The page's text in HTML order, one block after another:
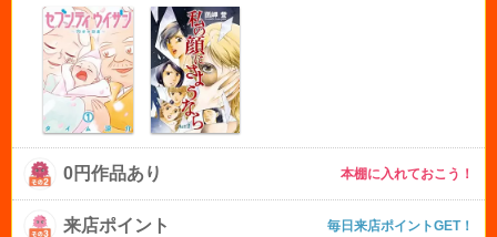
0円作品あり 本棚に入れておこう！
来店ポイント 毎日来店ポイントGET！